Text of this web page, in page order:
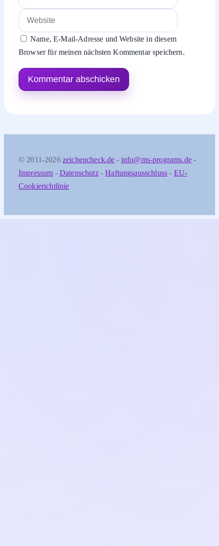
Name, E-Mail-Adresse und Website in diesem
Browser für meinen nächsten Kommentar speichern.
© 2011-2026 zeichencheck.de - info@ms-programs.de-
Impressum - Datenschutz-Haftungsausschluss - EU-
Cookierichtlinie